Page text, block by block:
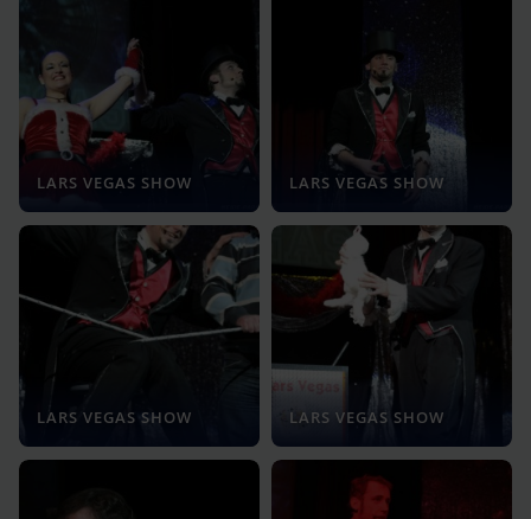
LARS VEGAS SHOW LARS VEGAS SHOW
LARS VEGAS SHOW LARS VEGAS SHOW